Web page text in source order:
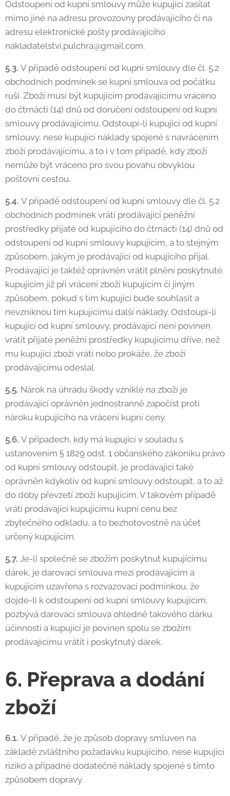
Odstoupení od kupní smlouvy může kupující zasílat
mimo jiné na adresu provozovny prodávajícího či na
adresu elektronické pošty prodávajícího
nakladatelstvi.pulchra@gmail.com.
5.3. V případě odstoupení od kupní smlouvy dle čl. 5.2
obchodních podmínek se kupní smlouva od počátku
ruší. Zboží musí být kupujícím prodávajícímu vráceno
do čtrnácti (14) dnů od doručení odstoupení od kupní
smlouvy prodávajícímu. Odstoupí-li kupující od kupní
smlouvy, nese kupující náklady spojené s navrácením
zboží prodávajícímu, a to i v tom případě, kdy zboží
nemůže být vráceno pro svou povahu obvyklou
poštovní cestou.
5.4. V případě odstoupení od kupní smlouvy dle čl. 5.2
obchodních podmínek vrátí prodávající peněžní
prostředky přijaté od kupujícího do čtrnácti (14) dnů od
odstoupení od kupní smlouvy kupujícím, a to stejným
způsobem, jakým je prodávající od kupujícího přijal.
Prodávající je taktéž oprávněn vrátit plnění poskytnuté
kupujícím již při vrácení zboží kupujícím či jiným
způsobem, pokud s tím kupující bude souhlasit a
nevzniknou tím kupujícímu další náklady. Odstoupí-li
kupující od kupní smlouvy, prodávající není povinen
vrátit přijaté peněžní prostředky kupujícímu dříve, než
mu kupující zboží vrátí nebo prokáže, že zboží
prodávajícímu odeslal.
5.5. Nárok na úhradu škody vzniklé na zboží je
prodávající oprávněn jednostranně započíst proti
nároku kupujícího na vrácení kupní ceny.
5.6. V případech, kdy má kupující v souladu s
ustanovením § 1829 odst. 1 občanského zákoníku právo
od kupní smlouvy odstoupit, je prodávající také
oprávněn kdykoliv od kupní smlouvy odstoupit, a to až
do doby převzetí zboží kupujícím. V takovém případě
vrátí prodávající kupujícímu kupní cenu bez
zbytečného odkladu, a to bezhotovostně na účet
určený kupujícím.
5.7. Je-li společně se zbožím poskytnut kupujícímu
dárek, je darovací smlouva mezi prodávajícím a
kupujícím uzavřena s rozvazovací podmínkou, že
dojde-li k odstoupení od kupní smlouvy kupujícím,
pozbývá darovací smlouva ohledně takového dárku
účinnosti a kupující je povinen spolu se zbožím
prodávajícímu vrátit i poskytnutý dárek.
6. Přeprava a dodání
zboží
6.1. V případě, že je způsob dopravy smluven na
základě zvláštního požadavku kupujícího, nese kupující
riziko a případné dodatečné náklady spojené s tímto
způsobem dopravy.